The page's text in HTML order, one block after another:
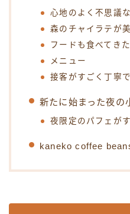
心地のよく不思議
森のチャイラテが
フードも食べてき
メニュー
接客がすごく丁寧
新たに始まった夜の
夜限定のパフェがす
kaneko coffee